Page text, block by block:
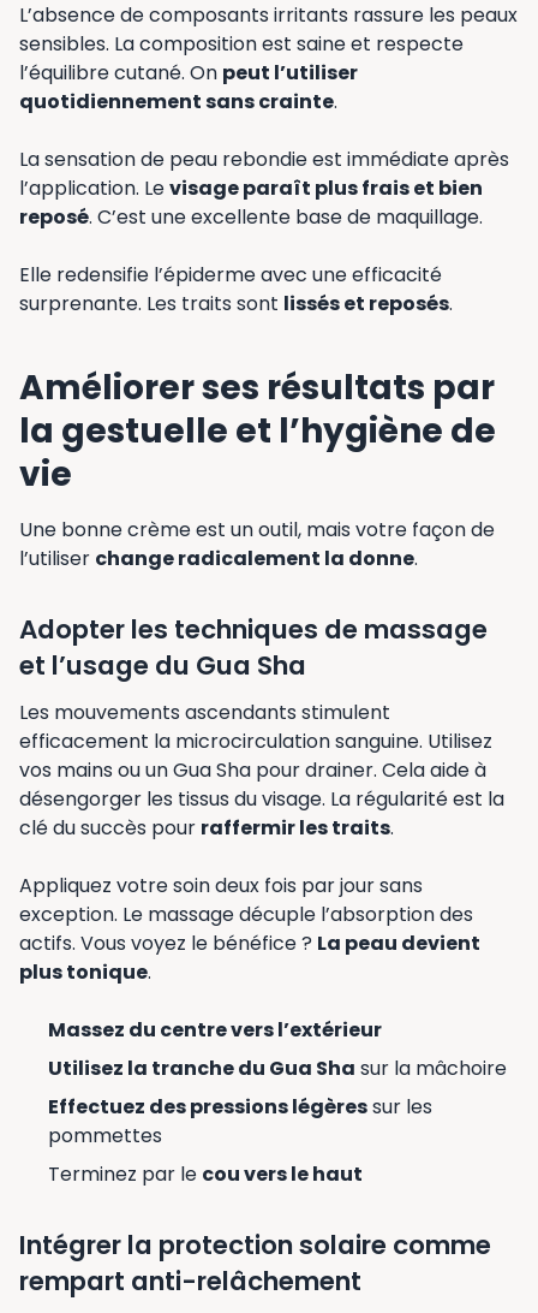
L’absence de composants irritants rassure les peaux
sensibles. La composition est saine et respecte
l’équilibre cutané. On peut l’utiliser
quotidiennement sans crainte.
La sensation de peau rebondie est immédiate après
l’application. Levisage paraît plus frais et bien
reposé. C’est une excellente base de maquillage.
Elle redensifie l’épiderme avec une efficacité
surprenante. Les traits sont lissés et reposés.
Améliorer ses résultats par
la gestuelle et l’hygiène de
vie
Une bonne crème est un outil, mais votre façon de
l’utiliser change radicalement la donne.
Adopter les techniques de massage
et l’usage du Gua Sha
Les mouvements ascendants stimulent
efficacement la microcirculation sanguine. Utilisez
vos mains ou un Gua Sha pour drainer. Cela aide à
désengorger les tissus du visage. La régularité est la
clé du succès pour raffermir les traits.
Appliquez votre soin deux fois par jour sans
exception. Le massage décuple l’absorption des
actifs. Vous voyez le bénéfice ? La peau devient
plus tonique.
Massez du centre vers l’extérieur
Utilisez la tranche du Gua Sha sur la mâchoire
Effectuez des pressions légèressur les
pommettes
Terminez par le cou vers le haut
Intégrer la protection solaire comme
rempart anti-relâchement